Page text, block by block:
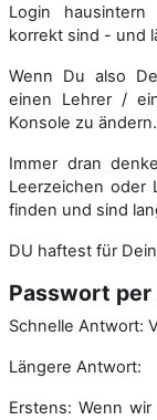
Login
korrekt sind - und
Wenn Du also
einen Lehrer /
Konsole zu
Immer dran
Leerzeichen oder
finden und sind
DU haftest für
Passwort per
Schnelle Antwort:
Längere Antwort:
Erstens: Wenn